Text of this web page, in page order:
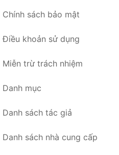
Chính sách bảo mật
Điều khoản sử dụng
Miễn trừ trách nhiệm
Danh mục
Danh sách tác giả
Danh sách nhà cung cấp